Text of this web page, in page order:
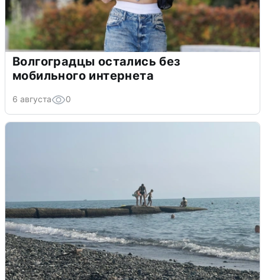
Волгоградцы остались без
мобильного интернета
6 августа 0